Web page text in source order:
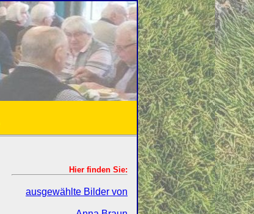
Hier finden Sie:
ausgewählte Bilder von